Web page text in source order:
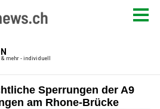
Sperrungen der A9
am Rhone-Brücke